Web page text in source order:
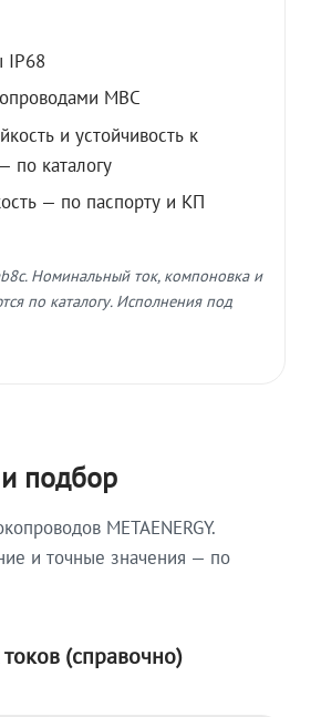
IP68
МВС
и устойчивость к
по каталогу
— по паспорту и КП
Номинальный ток, компоновка и
по каталогу. Исполнения под
подбор
METAENERGY.
и точные значения — по
(справочно)